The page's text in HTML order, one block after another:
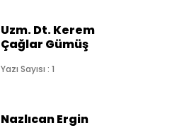
Uzm. Dt. Kerem
Çağlar Gümüş
Yazı Sayısı : 1
Nazlıcan Ergin